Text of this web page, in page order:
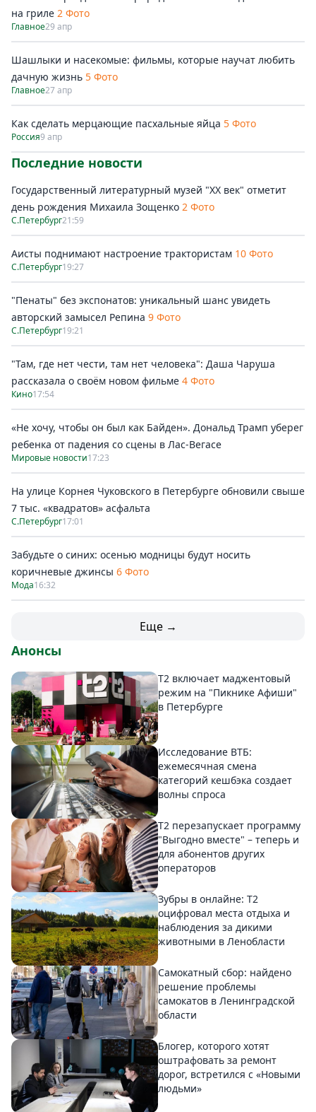
на гриле 2 Фото
Главное29 апр
Шашлыки и насекомые: фильмы, которые научат любить
дачную жизнь 5 Фото
Главное27 апр
Как сделать мерцающие пасхальные яйца 5 Фото
Россия9 апр
Последние новости
Государственный литературный музей "ХХ век" отметит
день рождения Михаила Зощенко 2 Фото
С.Петербург21:59
Аисты поднимают настроение трактористам 10 Фото
С.Петербург19:27
"Пенаты" без экспонатов: уникальный шанс увидеть
авторский замысел Репина 9 Фото
С.Петербург19:21
"Там, где нет чести, там нет человека": Даша Чаруша
рассказала о своём новом фильме 4 Фото
Кино17:54
«Не хочу, чтобы он был как Байден». Дональд Трамп уберег
ребенка от падения со сцены в Лас-Вегасе
Мировые новости17:23
На улице Корнея Чуковского в Петербурге обновили свыше
7 тыс. «квадратов» асфальта
С.Петербург17:01
Забудьте о синих: осенью модницы будут носить
коричневые джинсы 6 Фото
Мода16:32
Еще →
Анонсы
Т2 включает маджентовый
режим на "Пикнике Афиши"
в Петербурге
Исследование ВТБ:
ежемесячная смена
категорий кешбэка создает
волны спроса
Т2 перезапускает программу
"Выгодно вместе" – теперь и
для абонентов других
операторов
Зубры в онлайне: Т2
оцифровал места отдыха и
наблюдения за дикими
животными в Ленобласти
Самокатный сбор: найдено
решение проблемы
самокатов в Ленинградской
области
Блогер, которого хотят
оштрафовать за ремонт
дорог, встретился с «Новыми
людьми»